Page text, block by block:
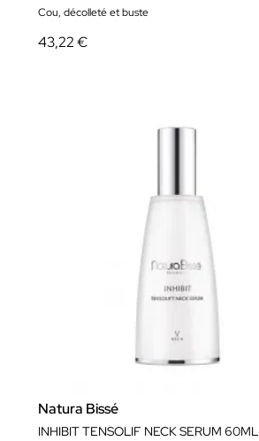
Cou, décolleté et buste
43,22 €
Natura Bissé
INHIBIT TENSOLIF NECK SERUM 60ML